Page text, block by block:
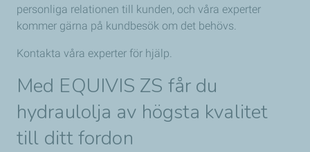
personliga relationen till kunden, och våra experter
kommer gärna på kundbesök om det behövs.
Kontakta våra experter för hjälp.
Med EQUIVIS ZS får du
hydraulolja av högsta kvalitet
till ditt fordon